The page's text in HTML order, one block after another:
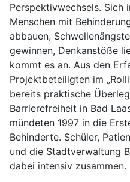
Perspektivwechsels. Sich
Menschen mit
abbauen,
gewinnen, Denkanstöße
kommt es an. Aus den
Projektbeteiligten im
bereits praktische
Barrierefreiheit in Bad
mündeten 1997 in die
Behinderte. Schüler,
und die Stadtverwaltung
dabei intensiv zusammen.